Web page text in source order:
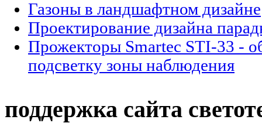
Газоны в ландшафтном дизайне
Проектирование дизайна
Прожекторы Smartec STI-33 -
подсветку зоны наблюдения
поддержка сайта